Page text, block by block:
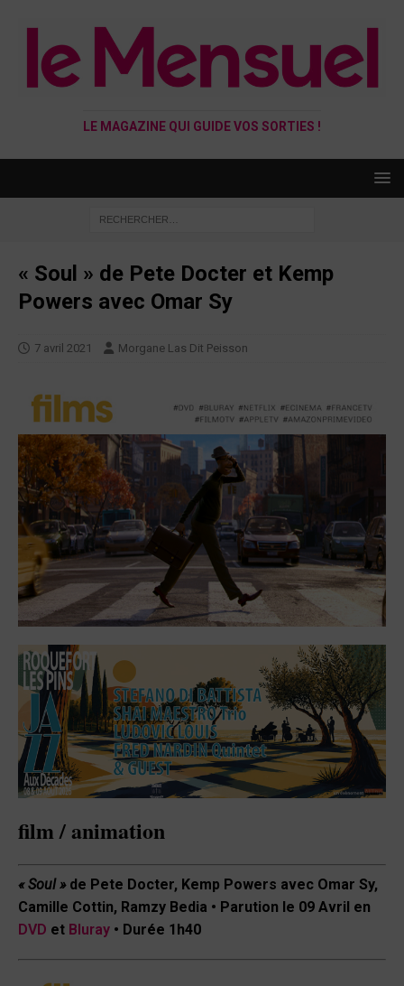
LE MAGAZINE QUI GUIDE VOS SORTIES !
« Soul » de Pete Docter et Kemp
Powers avec Omar Sy
7 avril 2021 Morgane Las Dit Peisson
film / animation
« Soul »de Pete Docter, Kemp Powers avec Omar Sy,
Camille Cottin, Ramzy Bedia • Parution le 09 Avril en
DVD et Bluray • Durée 1h40